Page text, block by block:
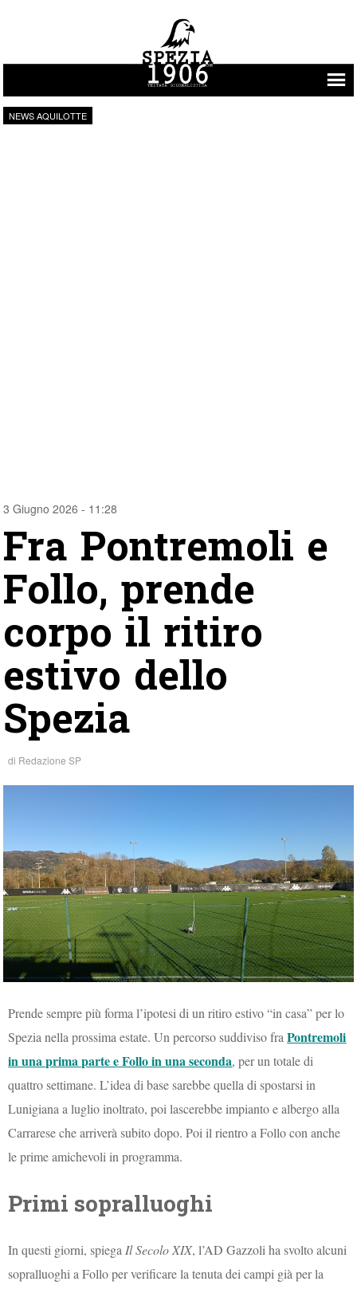
Vai al contenuto
NEWS AQUILOTTE
3 Giugno 2026 - 11:28
Fra Pontremoli e
Follo, prende
corpo il ritiro
estivo dello
Spezia
di Redazione SP
Prende sempre più forma l’ipotesi di un ritiro estivo “in casa” per lo
Spezia nella prossima estate. Un percorso suddiviso fraPontremoli
in una prima parte e Follo in una seconda, per un totale di
quattro settimane. L’idea di base sarebbe quella di spostarsi in
Lunigiana a luglio inoltrato, poi lascerebbe impianto e albergo alla
Carrarese che arriverà subito dopo. Poi il rientro a Follo con anche
le prime amichevoli in programma.
Primi sopralluoghi
In questi giorni, spiega Il Secolo XIX, l’AD Gazzoli ha svolto alcuni
sopralluoghi a Follo per verificare la tenuta dei campi già per la